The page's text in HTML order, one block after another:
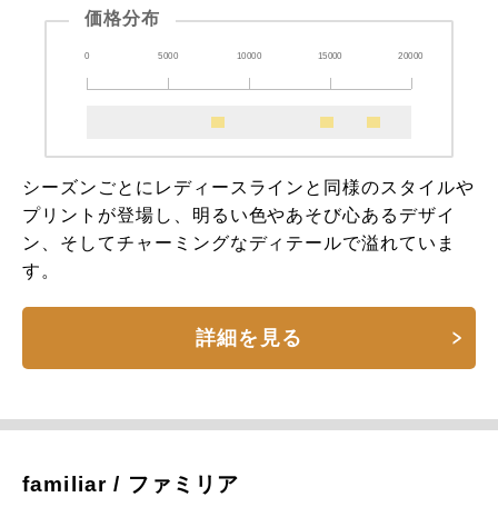
価格分布
0 5000 10000 15000 20000
シーズンごとにレディースラインと同様のスタイルや
プリントが登場し、明るい色やあそび心あるデザイ
ン、そしてチャーミングなディテールで溢れていま
す。
詳細を見る
familiar / ファミリア